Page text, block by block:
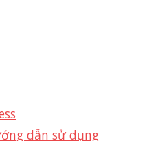
dẫn sử dụng